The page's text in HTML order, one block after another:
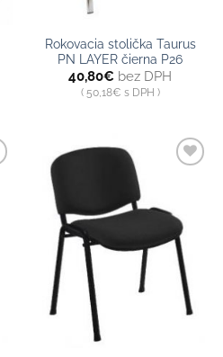
Rokovacia stolička Taurus
PN LAYER čierna P26
40,80€ bez DPH
50,18€ s DPH